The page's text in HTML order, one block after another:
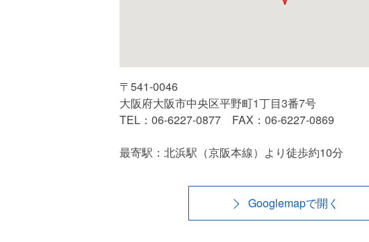
〒541-0046
大阪府大阪市中央区平野町1丁目3番7号
TEL：06-6227-0877 FAX：06-6227-0869
最寄駅：北浜駅（京阪本線）より徒歩約10分
Googlemapで開く